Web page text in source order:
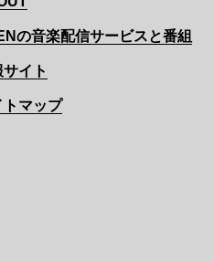
の音楽配信サービスと番組
イト
トマップ